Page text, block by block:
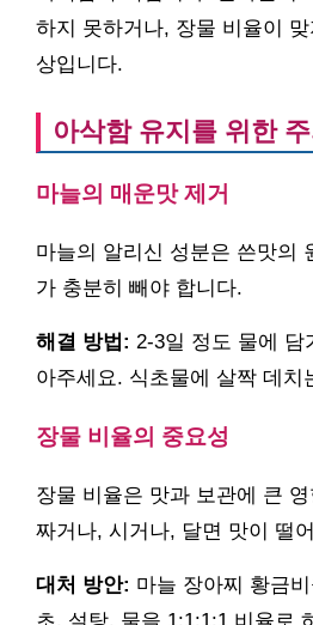
하지 못하거나, 장물 비율이
상입니다.
아삭함 유지를 위한
마늘의 매운맛 제거
마늘의 알리신 성분은 쓴맛의
가 충분히 빼야 합니다.
해결 방법: 2-3일 정도 물에 담
아주세요. 식초물에 살짝 데치
장물 비율의 중요성
장물 비율은 맛과 보관에 큰
짜거나, 시거나, 달면 맛이 떨
대처 방안: 마늘 장아찌 황금